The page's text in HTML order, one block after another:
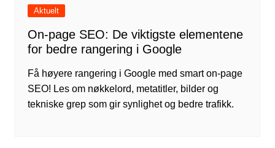
Aktuelt
On-page SEO: De viktigste elementene
for bedre rangering i Google
Få høyere rangering i Google med smart on-page
SEO! Les om nøkkelord, metatitler, bilder og
tekniske grep som gir synlighet og bedre trafikk.